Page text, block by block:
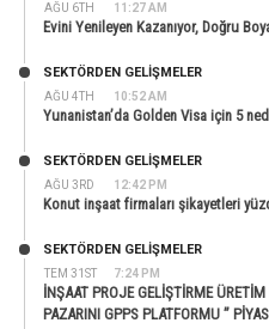
AĞU 6TH 11:27 AM
Evini Yenileyen Kazanıyor, Doğru
AĞU 4TH 10:52 AM
SEKTÖRDEN GELIŞMELER
Yunanistan’da Golden Visa için 5
AĞU 3RD 12:42 PM
SEKTÖRDEN GELIŞMELER
Konut inşaat firmaları şikayetleri
TEM 31ST 7:24 PM
SEKTÖRDEN GELIŞMELER
İNŞAAT PROJE GELİŞTİRME
PAZARINI GPPS PLATFORMU ”